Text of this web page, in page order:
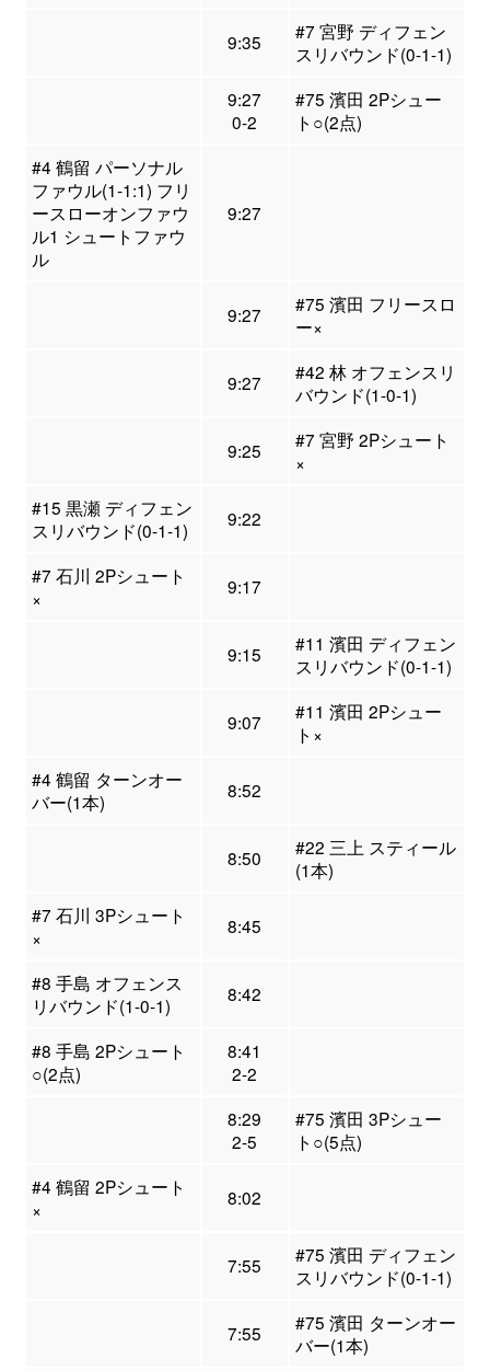
9:35
#7 宮野 ディフェン
スリバウンド(0-1-1)
9:27
0-2
#75 濱田 2Pシュー
ト○(2点)
#4 鶴留 パーソナル
ファウル(1-1:1) フリ
ースローオンファウ
ル1 シュートファウ
ル
9:27
9:27
#75 濱田 フリースロ
ー×
9:27
#42 林 オフェンスリ
バウンド(1-0-1)
9:25
#7 宮野 2Pシュート
×
#15 黒瀬 ディフェン
スリバウンド(0-1-1)
9:22
#7 石川 2Pシュート
×
9:17
9:15
#11 濱田 ディフェン
スリバウンド(0-1-1)
9:07
#11 濱田 2Pシュー
ト×
#4 鶴留 ターンオー
バー(1本)
8:52
8:50
#22 三上 スティール
(1本)
#7 石川 3Pシュート
×
8:45
#8 手島 オフェンス
リバウンド(1-0-1)
8:42
#8 手島 2Pシュート
○(2点)
8:41
2-2
8:29
2-5
#75 濱田 3Pシュー
ト○(5点)
#4 鶴留 2Pシュート
×
8:02
7:55
#75 濱田 ディフェン
スリバウンド(0-1-1)
7:55
#75 濱田 ターンオー
バー(1本)